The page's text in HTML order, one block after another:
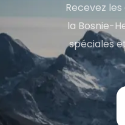
Recevez
la Bosnie-
spéciales